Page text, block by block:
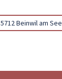
5712 Beinwil am See